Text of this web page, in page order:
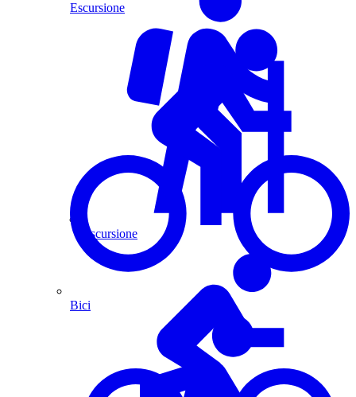
Escursione
Escursione
Bici